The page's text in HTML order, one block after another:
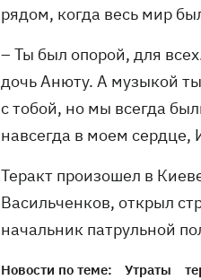
рядом, когда весь мир
– Ты был опорой, для
дочь Анюту. А музыкой
с тобой, но мы всегда
навсегда в моем сердце,
Теракт произошел в
Васильченков, открыл
начальник патрульной
Новости по теме: Утраты